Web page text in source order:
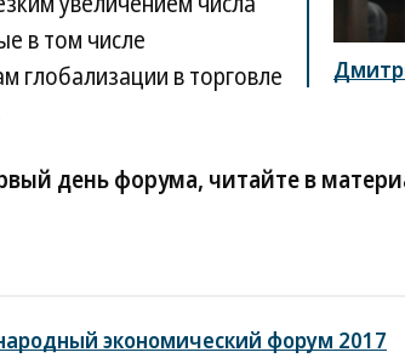
в том числе
глобализации в торговле
день форума, читайте в
экономический форум 2017